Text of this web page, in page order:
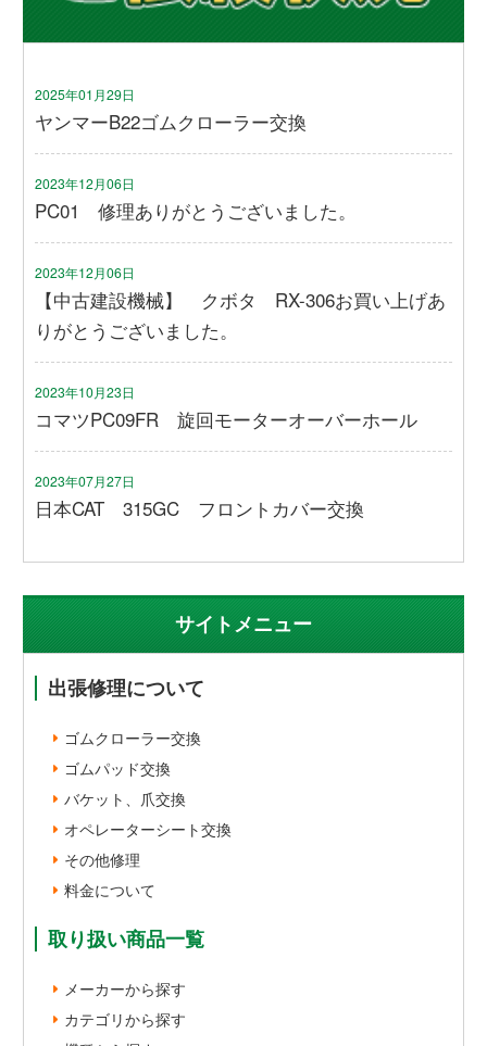
2025年01月29日
ヤンマーB22ゴムクローラー交換
2023年12月06日
PC01 修理ありがとうございました。
2023年12月06日
【中古建設機械】 クボタ RX-306お買い上げあ
りがとうございました。
2023年10月23日
コマツPC09FR 旋回モーターオーバーホール
2023年07月27日
日本CAT 315GC フロントカバー交換
サイトメニュー
出張修理について
ゴムクローラー交換
ゴムパッド交換
バケット、爪交換
オペレーターシート交換
その他修理
料金について
取り扱い商品一覧
メーカーから探す
カテゴリから探す